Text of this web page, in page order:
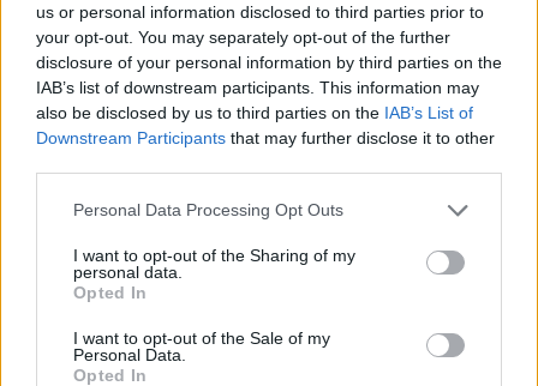
us or personal information disclosed to third parties prior to
your opt-out. You may separately opt-out of the further
disclosure of your personal information by third parties on the
IAB’s list of downstream participants. This information may
also be disclosed by us to third parties on the IAB’s List of
Downstream Participants that may further disclose it to other
Personal Data Processing Opt Outs
I want to opt-out of the Sharing of my
personal data.
Opted In
I want to opt-out of the Sale of my
Personal Data.
Opted In
Meta (Facebook, Instagram) ще бъде
глобена за слаба защита на децата в
социалните мрежи
30.04.2026 / 21:00